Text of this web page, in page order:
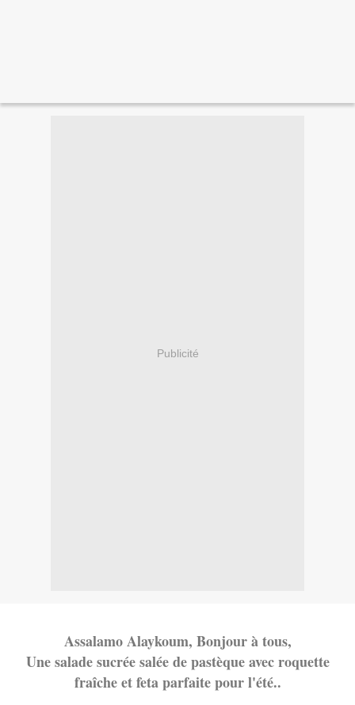
Publicité
Assalamo Alaykoum, Bonjour à tous,
Une salade sucrée salée de pastèque avec roquette
fraîche et feta parfaite pour l'été..